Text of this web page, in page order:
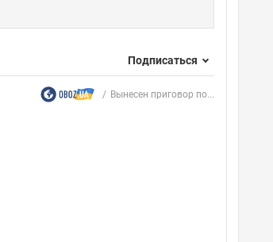
Подписаться
Вынесен приговор по...